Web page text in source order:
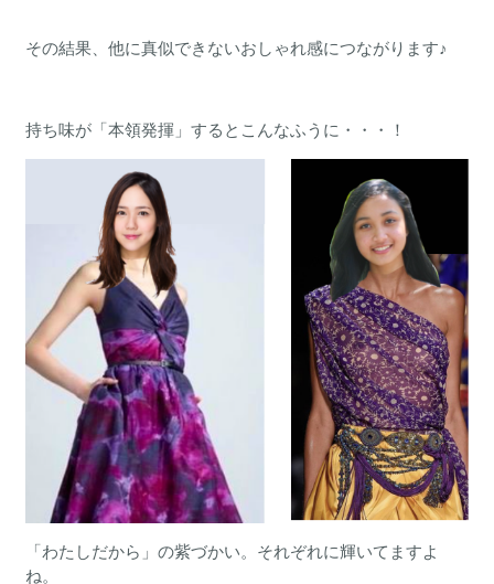
その結果、他に真似できないおしゃれ感につながります♪
持ち味が「本領発揮」するとこんなふうに・・・！
「わたしだから」の紫づかい。それぞれに輝いてますよ
ね。